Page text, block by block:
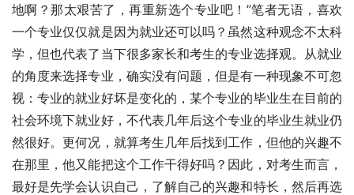
地啊？那太艰苦了，再重新选个专业吧！”笔者无语，喜欢
一个专业仅仅就是因为就业还可以吗？虽然这种观念不太科
学，但也代表了当下很多家长和考生的专业选择观。从就业
的角度来选择专业，确实没有问题，但是有一种现象不可忽
视：专业的就业好坏是变化的，某个专业的毕业生在目前的
社会环境下就业好，不代表几年后这个专业的毕业生就业仍
然很好。更何况，就算考生几年后找到工作，但他的兴趣不
在那里，他又能把这个工作干得好吗？因此，对考生而言，
最好是先学会认识自己，了解自己的兴趣和特长，然后再选